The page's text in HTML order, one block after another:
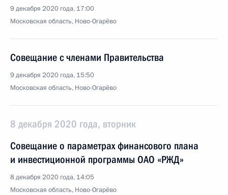
9 декабря 2020 года, 17:00
Московская область, Ново-Огарёво
Совещание с членами Правительства
9 декабря 2020 года, 15:50
Московская область, Ново-Огарёво
8 декабря 2020 года, вторник
Совещание о параметрах финансового плана
и инвестиционной программы ОАО «РЖД»
8 декабря 2020 года, 14:05
Московская область, Ново-Огарёво